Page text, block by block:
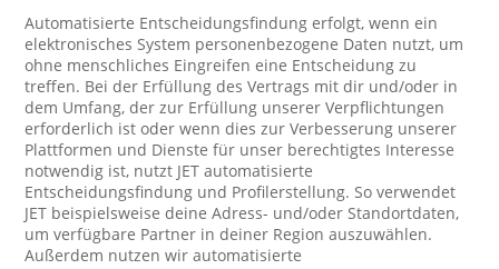
Automatisierte Entscheidungsfindung erfolgt, wenn ein
elektronisches System personenbezogene Daten nutzt, um
ohne menschliches Eingreifen eine Entscheidung zu
treffen. Bei der Erfüllung des Vertrags mit dir und/oder in
dem Umfang, der zur Erfüllung unserer Verpflichtungen
erforderlich ist oder wenn dies zur Verbesserung unserer
Plattformen und Dienste für unser berechtigtes Interesse
notwendig ist, nutzt JET automatisierte
Entscheidungsfindung und Profilerstellung. So verwendet
JET beispielsweise deine Adress- und/oder Standortdaten,
um verfügbare Partner in deiner Region auszuwählen.
Außerdem nutzen wir automatisierte